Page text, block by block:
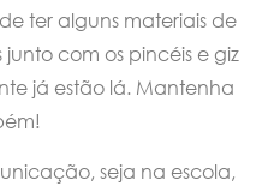
ter alguns materiais de
junto com os pincéis e giz
já estão lá. Mantenha
seja na escola,